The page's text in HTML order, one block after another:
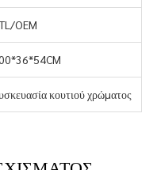
OEM
κουτιού χρώματος